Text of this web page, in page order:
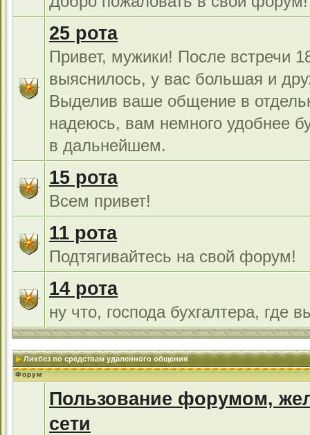
25 рота
Привет, мужики! После встречи
выяснилось, у вас большая и
Выделив ваше общение в
надеюсь, вам немного удобнее
в дальнейшем.
15 рота
Всем привет!
11 рота
Подтягивайтесь на свой форум!
14 рота
ну что, господа бухгалтера, где
Ликбез по средствам удаленного общения
Форум
Пользование форумом,
сети